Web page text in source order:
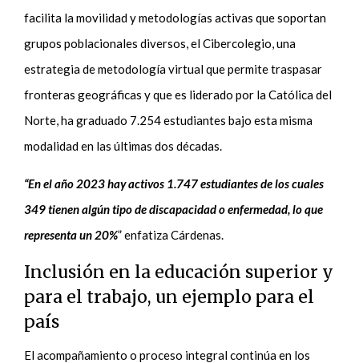
facilita la movilidad y metodologías activas que soportan
grupos poblacionales diversos, el Cibercolegio, una
estrategia de metodología virtual que permite traspasar
fronteras geográficas y que es liderado por la Católica del
Norte, ha graduado 7.254 estudiantes bajo esta misma
modalidad en las últimas dos décadas.
“En el año 2023 hay activos 1.747 estudiantes de los cuales
349 tienen algún tipo de discapacidad o enfermedad, lo que
representa un 20%” enfatiza Cárdenas.
Inclusión en la educación superior y
para el trabajo, un ejemplo para el
país
El acompañamiento o proceso integral continúa en los